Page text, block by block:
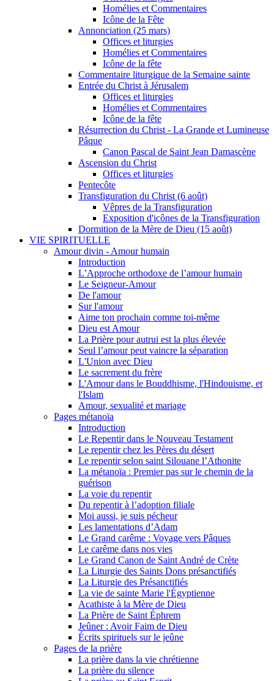
Homélies et Commentaires
Icône de la Fête
Annonciation (25 mars)
Offices et liturgies
Homélies et Commentaires
Icône de la fête
Commentaire liturgique de la Semaine sainte
Entrée du Christ à Jérusalem
Offices et liturgies
Homélies et Commentaires
Icône de la fête
Résurrection du Christ - La Grande et Lumineuse
Pâque
Canon Pascal de Saint Jean Damascène
Ascension du Christ
Offices et liturgies
Pentecôte
Transfiguration du Christ (6 août)
Vêpres de la Transfiguration
Exposition d'icônes de la Transfiguration
Dormition de la Mère de Dieu (15 août)
VIE SPIRITUELLE
Amour divin - Amour humain
Introduction
L’Approche orthodoxe de l’amour humain
Le Seigneur-Amour
De l'amour
Sur l'amour
Aime ton prochain comme toi-même
Dieu est Amour
La Prière pour autrui est la plus élevée
Seul l’amour peut vaincre la séparation
L'Union avec Dieu
Le sacrement du frère
L'Amour dans le Bouddhisme, l'Hindouisme, et
l'Islam
Amour, sexualité et mariage
Pages métanoïa
Introduction
Le Repentir dans le Nouveau Testament
Le repentir chez les Pères du désert
Le repentir selon saint Silouane l’Athonite
La métanoïa : Premier pas sur le chemin de la
guérison
La voie du repentir
Du repentir à l’adoption filiale
Moi aussi, je suis pécheur
Les lamentations d’Adam
Le Grand carême : Voyage vers Pâques
Le carême dans nos vies
Le Grand Canon de Saint André de Crète
La Liturgie des Saints Dons présanctifiés
La Liturgie des Présanctifiés
La vie de sainte Marie l'Égyptienne
Acathiste à la Mère de Dieu
La Prière de Saint Éphrem
Jeûner : Avoir Faim de Dieu
Écrits spirituels sur le jeûne
Pages de la prière
La prière dans la vie chrétienne
La prière du silence